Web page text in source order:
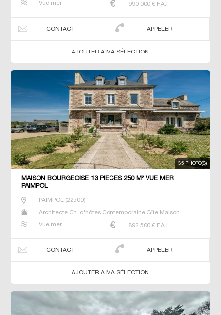
Vue mer 990 000 € F.A.I
CONTACT APPELER
AJOUTER A MA SÉLECTION
35 PHOTO(S)
MAISON BOURGEOISE 13 PIECES 250 M² VUE MER
PAIMPOL
PAIMPOL (22500)
Architecte Ch. d'hôtes Contemporaine Gîte Maison
Vue mer
892 500 € F.A.I
CONTACT APPELER
AJOUTER A MA SÉLECTION